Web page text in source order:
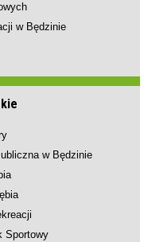
w Będzinie
w Będzinie
Sportowy